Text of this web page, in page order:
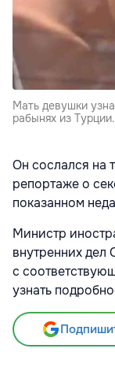
Мать девушки
рабынях из Турции.
Он сослался на
репортаже о
показанном
Министр
внутренних дел
с
узнать